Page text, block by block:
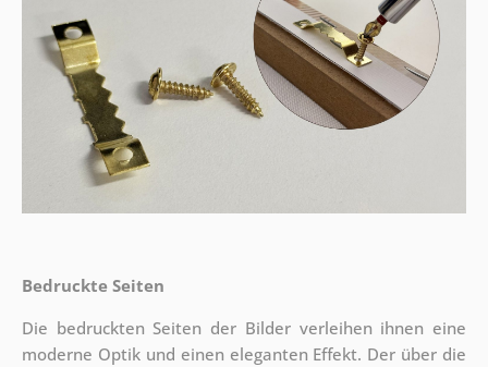
Bedruckte Seiten
Die bedruckten Seiten der Bilder verleihen ihnen eine
moderne Optik und einen eleganten Effekt. Der über die